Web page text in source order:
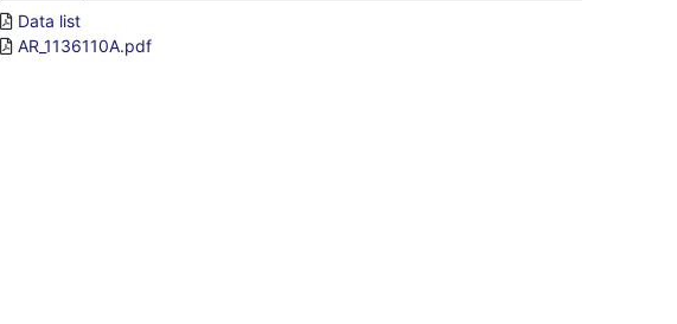
Data list
AR_1136110A.pdf